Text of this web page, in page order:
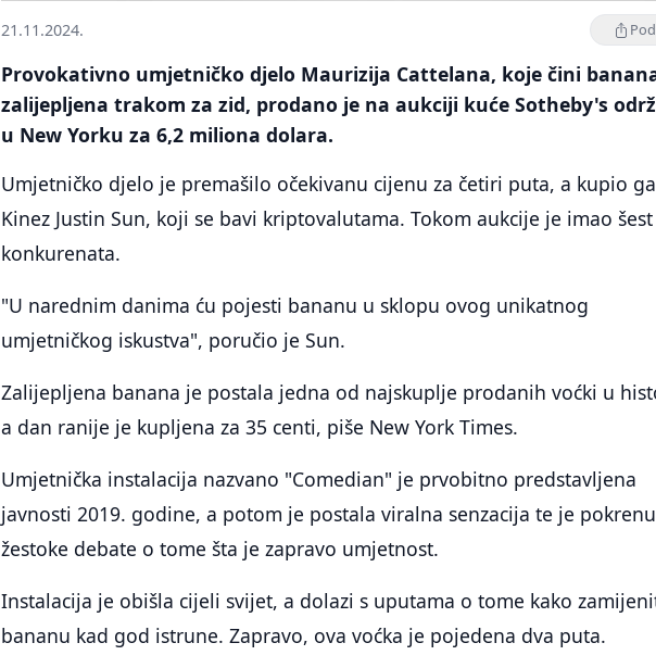
21.11.2024.
Provokativno umjetničko djelo Maurizija Cattelana, koje čini
zalijepljena trakom za zid, prodano je na aukciji kuće Sotheby's
u New Yorku za 6,2 miliona dolara.
Umjetničko djelo je premašilo očekivanu cijenu za četiri puta, a kupio
Kinez Justin Sun, koji se bavi kriptovalutama. Tokom aukcije je imao šest
konkurenata.
"U narednim danima ću pojesti bananu u sklopu ovog unikatnog
umjetničkog iskustva", poručio je Sun.
Zalijepljena banana je postala jedna od najskuplje prodanih voćki u
a dan ranije je kupljena za 35 centi, piše New York Times.
Umjetnička instalacija nazvano "Comedian" je prvobitno predstavljena
javnosti 2019. godine, a potom je postala viralna senzacija te je
žestoke debate o tome šta je zapravo umjetnost.
Instalacija je obišla cijeli svijet, a dolazi s uputama o tome kako
bananu kad god istrune. Zapravo, ova voćka je pojedena dva puta.